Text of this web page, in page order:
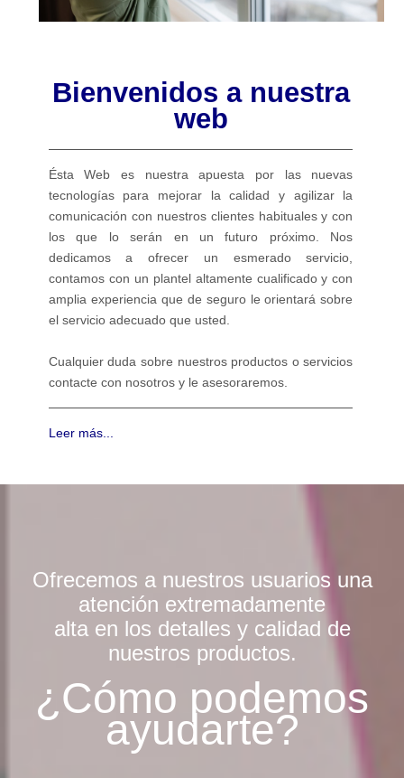
Bienvenidos a nuestra
web
Ésta Web es nuestra apuesta por las nuevas
tecnologías para mejorar la calidad y agilizar la
comunicación con nuestros clientes habituales y con
los que lo serán en un futuro próximo. Nos
dedicamos a ofrecer un esmerado servicio,
contamos con un plantel altamente cualificado y con
amplia experiencia que de seguro le orientará sobre
el servicio adecuado que usted.
Cualquier duda sobre nuestros productos o servicios
contacte con nosotros y le asesoraremos.
Leer más...
Ofrecemos a nuestros usuarios una
atención extremadamente
alta en los detalles y calidad de
nuestros productos.
¿Cómo podemos
ayudarte?